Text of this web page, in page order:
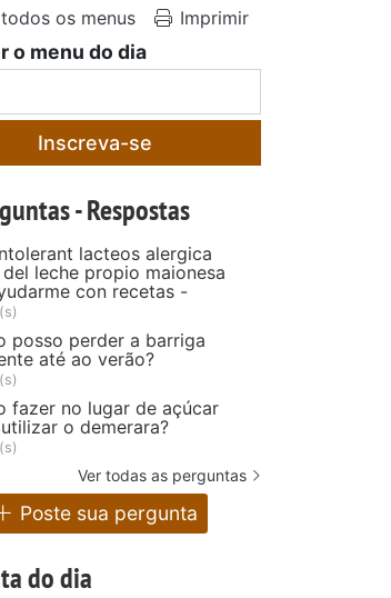
os menus
Imprimir
o menu do dia
Inscreva-se
- Respostas
lacteos alergica
leche propio maionesa
con recetas -
posso perder a barriga
até ao verão?
fazer no lugar de açúcar
o demerara?
Ver todas as perguntas
Poste sua pergunta
do dia